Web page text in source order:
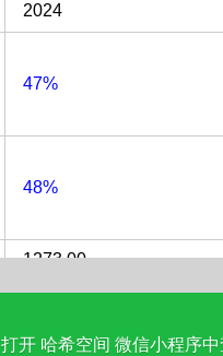
2024
47%
48%
1273.00
29301
打开 哈希空间 微信小程序